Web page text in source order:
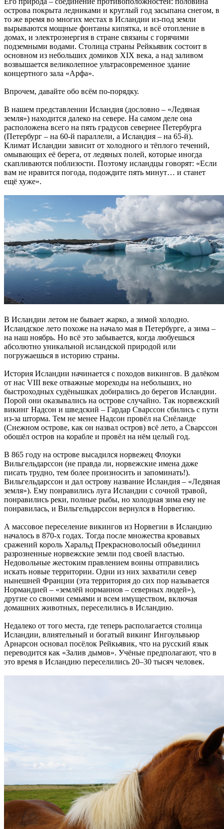
острова покрыта ледниками и круглый год засыпана снегом, в
то же время во многих местах в Исландии из-под земли
вырываются мощные фонтаны кипятка, и всё отопление в
домах, и электроэнергия в стране связаны с горячими
подземными водами. Столица страны Рейкьявик состоит в
основном из небольших домиков XIX века, а над заливом
возвышается великолепное ультрасовременное здание
концертного зала «Арфа».
Впрочем, давайте обо всём по-порядку.
В нашем представлении Исландия (дословно – «Ледяная
земля») находится далеко на севере. На самом деле она
расположена всего на пять градусов севернее Петербурга
(Петербург – на 60-й параллели, а Исландия – на 65-й).
Климат Исландии зависит от холодного и тёплого течений,
омывающих её берега, от ледяных полей, которые иногда
скапливаются поблизости. Поэтому исландцы говорят: «Если
вам не нравится погода, подождите пять минут… и станет
ещё хуже».
В Исландии летом не бывает жарко, а зимой холодно.
Исландское лето похоже на начало мая в Петербурге, а зима –
на наш ноябрь. Но всё это забывается, когда любуешься
абсолютно уникальной исландской природой или
погружаешься в историю страны.
История Исландии начинается с походов викингов. В далёком
от нас VIII веке отважные мореходы на небольших, но
быстроходных судёнышках добирались до берегов Исландии.
Порой они оказывались на острове случайно. Так норвежский
викинг Надсон и шведский – Гардар Сварссон сбились с пути
из-за шторма. Тем не менее Надсон провёл на Снёланде
(Снежном острове, как он назвал остров) всё лето, а Сварссон
обошёл остров на корабле и провёл на нём целый год.
В 865 году на острове высадился норвежец Флоуки
Вильгельдарссон (не правда ли, норвежские имена даже
писать трудно, тем более произносить и запоминать!).
Вильгельдарссон и дал острову название Исландия – «Ледяная
земля»). Ему понравились луга Исландии с сочной травой,
понравились реки, полные рыбы, но холодная зима ему не
понравилась, и Вильгельдарссон вернулся в Норвегию.
А массовое переселение викингов из Норвегии в Исландию
началось в 870-х годах. Тогда после множества кровавых
сражений король Харальд Прекрасноволосый объединил
разрозненные норвежские земли под своей властью.
Недовольные жестоким правлением воины отправились
искать новые территории. Одни из них захватили север
нынешней Франции (эта территория до сих пор называется
Нормандией – «землёй норманнов – северных людей»),
другие со своими семьями и всем имуществом, включая
домашних животных, переселились в Исландию.
Недалеко от того места, где теперь располагается столица
Исландии, влиятельный и богатый викинг Ингоульвьюр
Арнарсон основал посёлок Рейкьявик, что на русский язык
переводится как «Залив дымов». Учёные предполагают, что в
это время в Исландию переселились 20–30 тысяч человек.